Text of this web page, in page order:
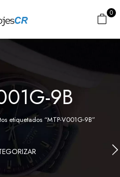
0
9B
etiquetados “MTP-V001G-9B”